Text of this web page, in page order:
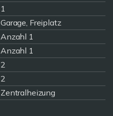
1
Garage, Freiplatz
Anzahl 1
Anzahl 1
2
2
Zentralheizung